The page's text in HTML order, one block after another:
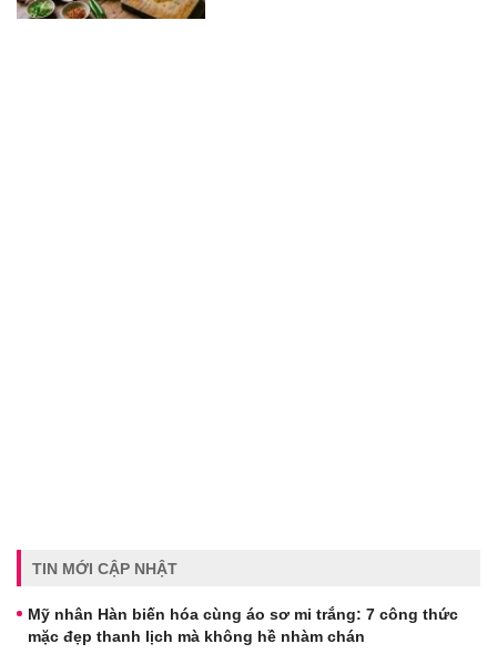
TIN MỚI CẬP NHẬT
Mỹ nhân Hàn biến hóa cùng áo sơ mi trắng: 7 công thức
mặc đẹp thanh lịch mà không hề nhàm chán